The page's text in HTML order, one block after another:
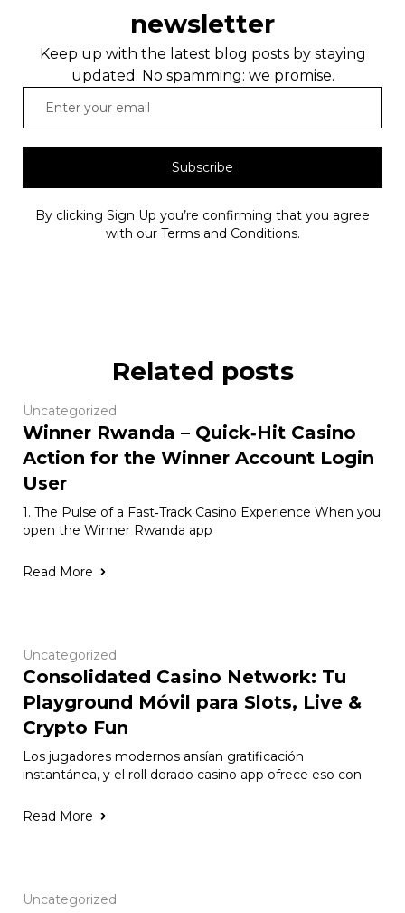
newsletter
Keep up with the latest blog posts by staying
updated. No spamming: we promise.
Subscribe
By clicking Sign Up you’re confirming that you agree
with our Terms and Conditions.
Related posts
Uncategorized
Winner Rwanda – Quick‑Hit Casino
Action for the Winner Account Login
User
1. The Pulse of a Fast‑Track Casino Experience When you
open the Winner Rwanda app
Read More
Uncategorized
Consolidated Casino Network: Tu
Playground Móvil para Slots, Live &
Crypto Fun
Los jugadores modernos ansían gratificación
instantánea, y el roll dorado casino app ofrece eso con
Read More
Uncategorized